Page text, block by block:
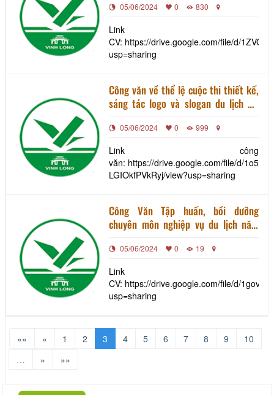
THÌN 2024
05/06/2024 0 830
Link
CV: https://drive.google.com/file/d/
usp=sharing
Công văn về thể lệ cuộc thi thiết kế,
sáng tác logo và slogan du lịch Hà
05/06/2024 0 999
Link công
văn: https://drive.google.com/file/d/
LGIOkfPVkRyj/view?usp=sharing
Công Văn Tập huấn, bồi dưỡng
chuyên môn nghiệp vụ du lịch năm
05/06/2024 0 19
Link
CV: https://drive.google.com/file/d/
usp=sharing
«« « 1 2 3 4 5 6 7 8 9
10
…
» »»